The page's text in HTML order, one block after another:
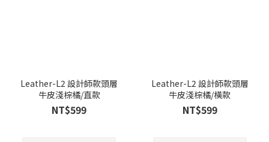
Leather-L2 設計師款頭層
牛皮淺棕橘/直款
NT$599
Leather-L2 設計師款頭層
牛皮淺棕橘/橫款
NT$599